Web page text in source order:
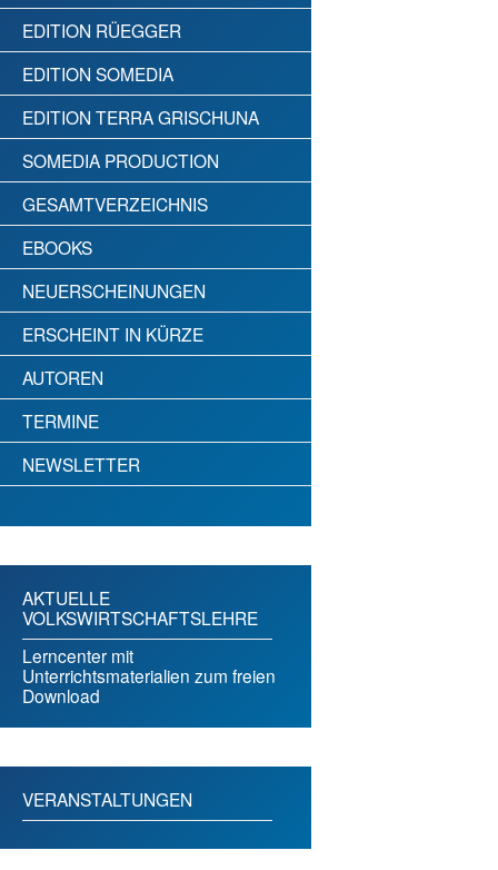
EDITION RÜEGGER
EDITION SOMEDIA
EDITION TERRA GRISCHUNA
SOMEDIA PRODUCTION
GESAMTVERZEICHNIS
EBOOKS
NEUERSCHEINUNGEN
ERSCHEINT IN KÜRZE
AUTOREN
TERMINE
NEWSLETTER
AKTUELLE
VOLKSWIRTSCHAFTSLEHRE
Lerncenter mit
Unterrichtsmaterialien zum freien
Download
VERANSTALTUNGEN